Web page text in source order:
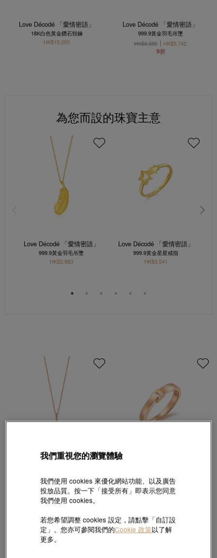
Love Décodé 「愛情密語」
18K白色黃金鑽石頸鍊
HK$10,200
Love Décodé 「愛情密語」
999.9黃金羽毛吊墜
HK$6,380
HK$5,742
9折
為您而設的珠寶主意
Love Décodé 「愛情密語」
999.9黃金羽毛吊墜
HK$2,883
Love Décodé 「愛情密語」
999.9黃金星星戒指
HK$3,541
18K玫瑰金鑽石旋轉木馬頸鍊
HK$7,530
HK$6,777
9折
18K玫瑰金戒指
HK$8,700
HK$7,830
我們重視您的瀏覽體驗
我們使用 cookies 來優化網站功能、以及廣告
投放品質。按一下「接受所有」即表示您同意
我們使用 cookies。
若您希望調整 cookies 設定，請點擊「自訂設
定」。您亦可參閱我們的Cookie 政策以了解
更多。